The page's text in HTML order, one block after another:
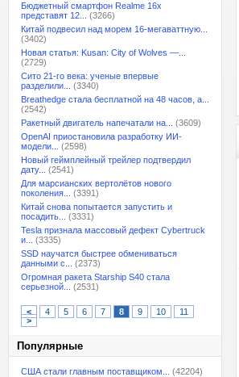
Бюджетный смартфон Realme 16x
представят 12...
(3266)
Китай подвесил над морем 16-мегаваттную...
(3402)
Новая статья: Kusan: City of Wolves —...
(2729)
Сито 21-го века: ученые впервые
разделили...
(3340)
Breathedge стала бесплатной на 48 часов, а...
(2542)
Ракетный двигатель напечатали на...
(3609)
OpenAI приостановила разработку ИИ-
модели...
(2598)
Новый геймплейный трейлер подтвердил
дату...
(2541)
Для марсианских вертолётов нового
поколения...
(3391)
Китай снова попытается запустить и
посадить...
(3331)
Tesla признала массовый дефект Cybertruck
и...
(3335)
SSD научатся быстрее обмениваться
данными с...
(2373)
Огромная ракета Starship S40 стала
серьезной...
(2531)
< 4 5 6 7 8 9 10
11
>
Популярные
США стали главным поставщиком...
(42204)